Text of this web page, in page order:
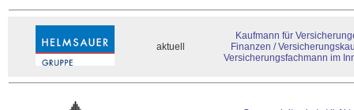
aktuell
Kaufmann für
Finanzen /
Versicherungsfachmann im